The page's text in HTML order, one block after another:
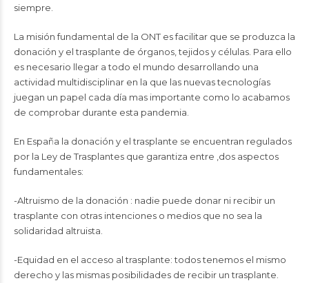
siempre.
La misión fundamental de la ONT es facilitar que se produzca la
donación y el trasplante de órganos, tejidos y células. Para ello
es necesario llegar a todo el mundo desarrollando una
actividad multidisciplinar en la que las nuevas tecnologías
juegan un papel cada día mas importante como lo acabamos
de comprobar durante esta pandemia.
En España la donación y el trasplante se encuentran regulados
por la Ley de Trasplantes que garantiza entre ,dos aspectos
fundamentales:
-Altruismo de la donación : nadie puede donar ni recibir un
trasplante con otras intenciones o medios que no sea la
solidaridad altruista.
-Equidad en el acceso al trasplante: todos tenemos el mismo
derecho y las mismas posibilidades de recibir un trasplante.